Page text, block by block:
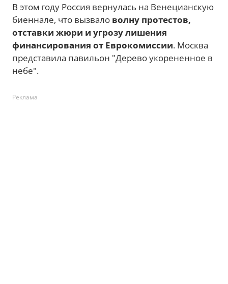
В этом году Россия вернулась на Венецианскую
биеннале, что вызвало волну протестов,
отставки жюри и угрозу лишения
финансирования от Еврокомиссии. Москва
представила павильон "Дерево укорененное в
небе".
Реклама